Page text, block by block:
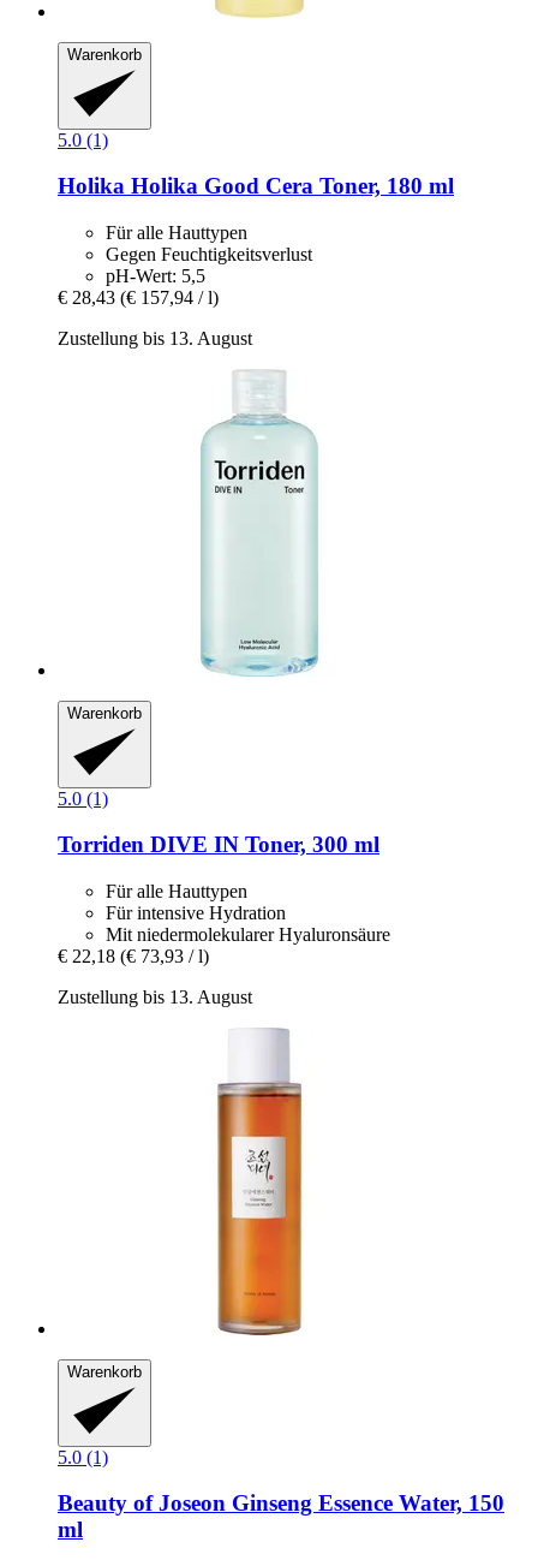
Warenkorb
5.0 (1)
Holika Holika Good Cera Toner, 180 ml
Für alle Hauttypen
Gegen Feuchtigkeitsverlust
pH-Wert: 5,5
€ 28,43 (€ 157,94 / l)
Zustellung bis 13. August
Warenkorb
5.0 (1)
Torriden DIVE IN Toner, 300 ml
Für alle Hauttypen
Für intensive Hydration
Mit niedermolekularer Hyaluronsäure
€ 22,18 (€ 73,93 / l)
Zustellung bis 13. August
Warenkorb
5.0 (1)
Beauty of Joseon Ginseng Essence Water, 150
ml